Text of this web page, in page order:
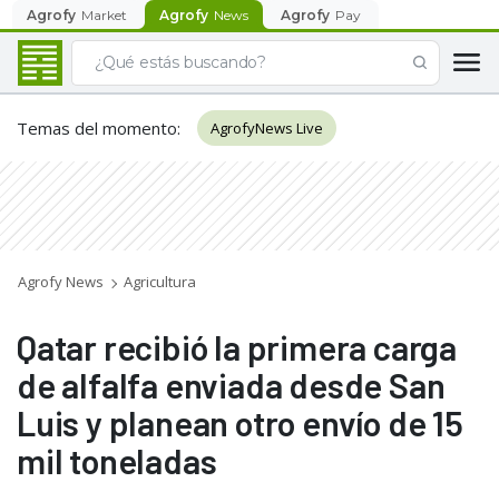
Agrofy Market Agrofy News Agrofy Pay
Temas del momento: AgrofyNews Live
Agrofy News Agricultura
Qatar recibió la primera carga
de alfalfa enviada desde San
Luis y planean otro envío de 15
mil toneladas